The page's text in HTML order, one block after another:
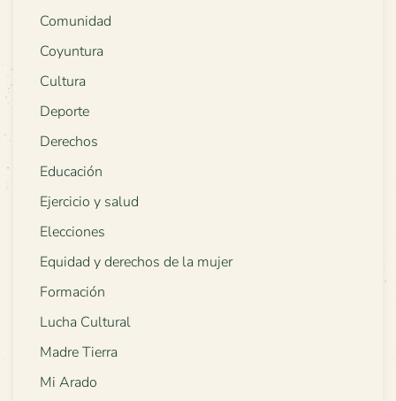
Comunidad
Coyuntura
Cultura
Deporte
Derechos
Educación
Ejercicio y salud
Elecciones
Equidad y derechos de la mujer
Formación
Lucha Cultural
Madre Tierra
Mi Arado